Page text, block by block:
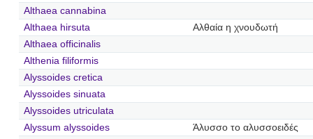
Althaea cannabina
Althaea hirsuta
Αλθαία η χνουδωτή
Althaea officinalis
Althenia filiformis
Alyssoides cretica
Alyssoides sinuata
Alyssoides utriculata
Alyssum alyssoides
Άλυσσο το αλυσσοειδές